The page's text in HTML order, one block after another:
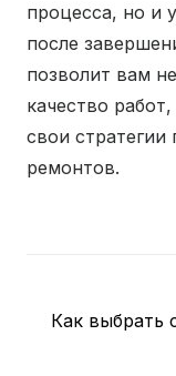
процесса, но и
после
позволит вам
качество
свои стратегии
ремонтов.
Навигация
Previous
Как выбрать